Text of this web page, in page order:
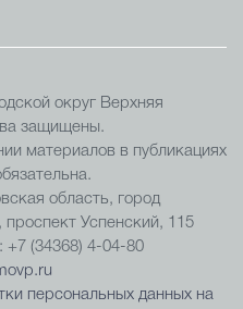
округ Верхняя
защищены.
материалов в публикациях
область, город
Успенский, 115
+7 (34368) 4-04-80
персональных данных на